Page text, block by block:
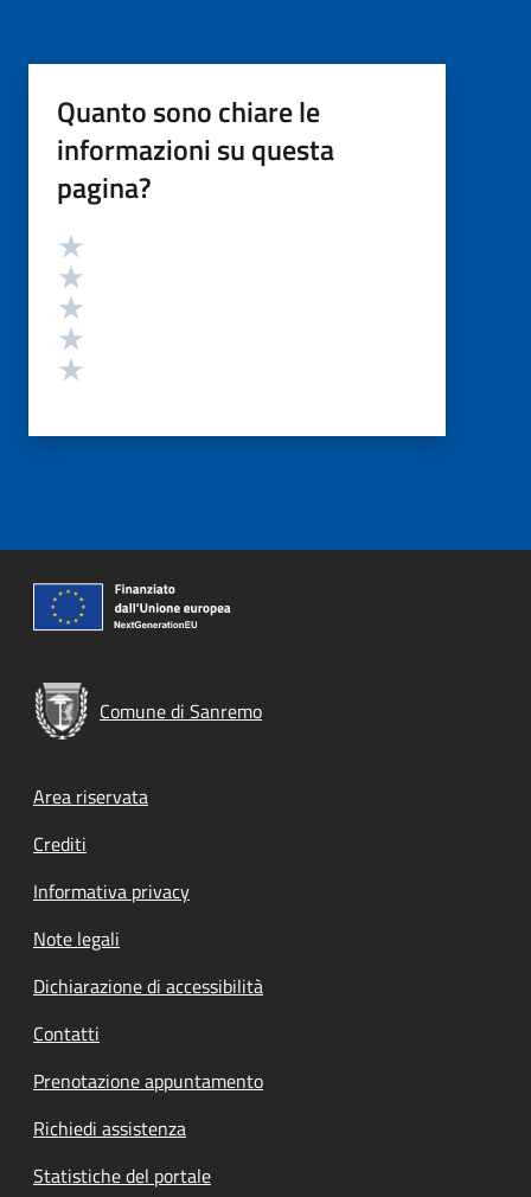
Quanto sono chiare le
informazioni su questa
pagina?
Valutazione
Comune di Sanremo
Footer menu
Area riservata
Crediti
Informativa privacy
Note legali
Dichiarazione di accessibilità
Contatti
Prenotazione appuntamento
Richiedi assistenza
Statistiche del portale